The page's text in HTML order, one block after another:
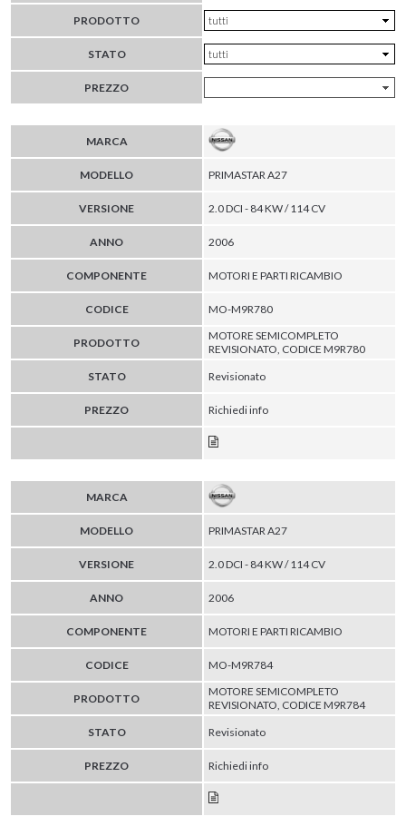
PRODOTTO
STATO
PREZZO
MARCA
MODELLO PRIMASTAR A27
VERSIONE 2.0 DCI - 84 KW / 114 CV
ANNO 2006
COMPONENTE MOTORI E PARTI RICAMBIO
CODICE MO-M9R780
PRODOTTO
MOTORE SEMICOMPLETO
REVISIONATO, CODICE M9R780
STATO
Revisionato
PREZZO Richiedi info
MARCA
MODELLO PRIMASTAR A27
VERSIONE 2.0 DCI - 84 KW / 114 CV
ANNO 2006
COMPONENTE MOTORI E PARTI RICAMBIO
CODICE MO-M9R784
PRODOTTO
MOTORE SEMICOMPLETO
REVISIONATO, CODICE M9R784
STATO
Revisionato
PREZZO Richiedi info